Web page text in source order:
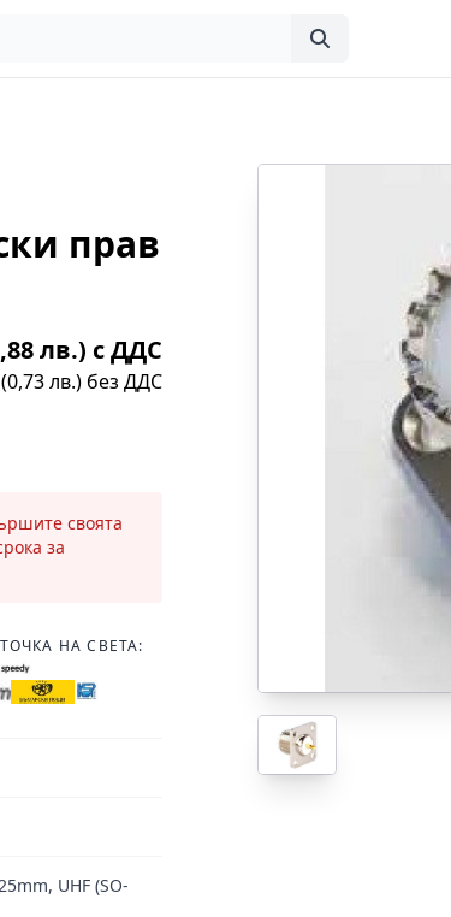
прав
лв.) с ДДС
лв.) без ДДС
своята
за
НА СВЕТА:
UHF (SO-